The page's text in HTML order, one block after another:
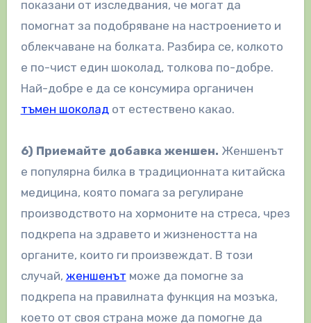
показани от изследвания, че могат да
помогнат за подобряване на настроението и
облекчаване на болката. Разбира се, колкото
е по-чист един шоколад, толкова по-добре.
Най-добре е да се консумира органичен
тъмен шоколадот естествено какао.
6) Приемайте добавка женшен. Женшенът
е популярна билка в традиционната китайска
медицина, която помага за регулиране
производството на хормоните на стреса, чрез
подкрепа на здравето и жизнеността на
органите, които ги произвеждат. В този
случай, женшенът може да помогне за
подкрепа на правилната функция на мозъка,
което от своя страна може да помогне да